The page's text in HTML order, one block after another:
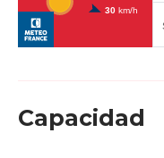
Capacidad